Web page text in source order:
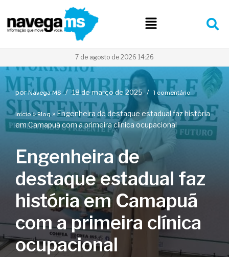
Pular
para
7 de agosto de 2026 14:26
porNavega MS 18 de março de 2025 1 comentário
Início»Blog » Engenheira de destaque estadual faz história
em Camapuã com a primeira clínica ocupacional
Engenheira de
destaque estadual faz
história em Camapuã
com a primeira clínica
ocupacional